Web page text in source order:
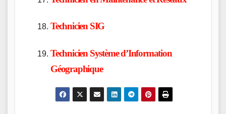
Technicien SIG
Technicien Système d’Information
Géographique